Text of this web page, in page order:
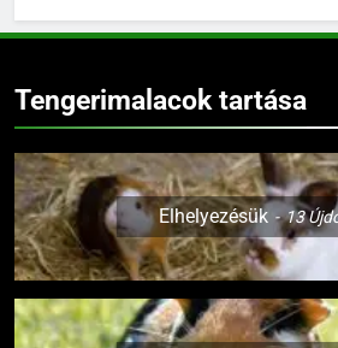
Tengerimalacok tartása
Elhelyezésük 13